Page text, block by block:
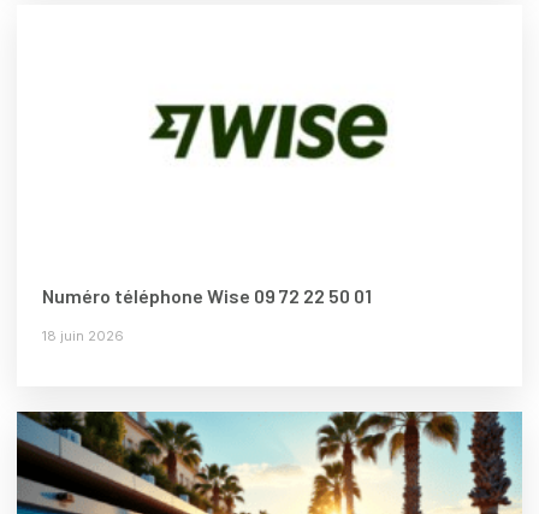
Numéro téléphone Wise 09 72 22 50 01
18 juin 2026